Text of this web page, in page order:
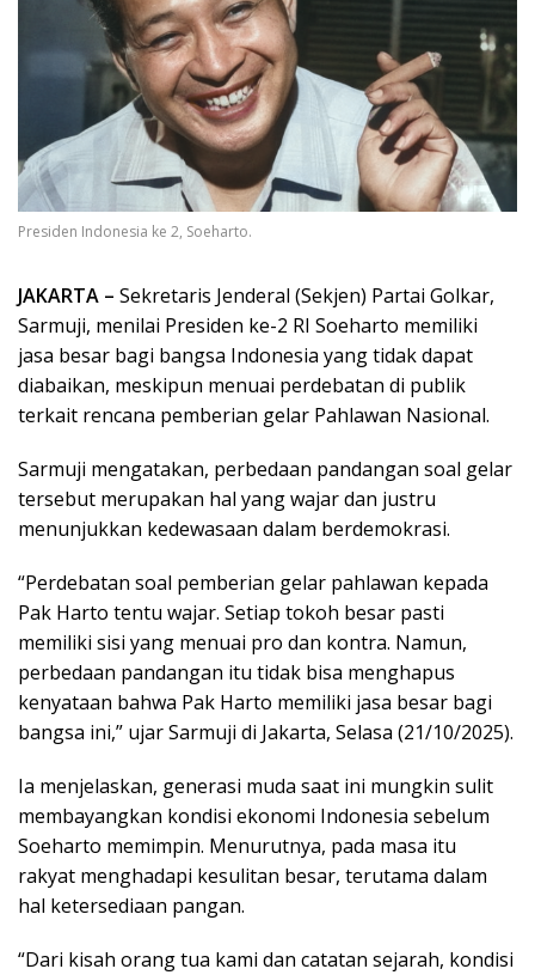
Presiden Indonesia ke 2, Soeharto.
JAKARTA – Sekretaris Jenderal (Sekjen) Partai Golkar,
Sarmuji, menilai Presiden ke-2 RI Soeharto memiliki
jasa besar bagi bangsa Indonesia yang tidak dapat
diabaikan, meskipun menuai perdebatan di publik
terkait rencana pemberian gelar Pahlawan Nasional.
Sarmuji mengatakan, perbedaan pandangan soal gelar
tersebut merupakan hal yang wajar dan justru
menunjukkan kedewasaan dalam berdemokrasi.
“Perdebatan soal pemberian gelar pahlawan kepada
Pak Harto tentu wajar. Setiap tokoh besar pasti
memiliki sisi yang menuai pro dan kontra. Namun,
perbedaan pandangan itu tidak bisa menghapus
kenyataan bahwa Pak Harto memiliki jasa besar bagi
bangsa ini,” ujar Sarmuji di Jakarta, Selasa (21/10/2025).
Ia menjelaskan, generasi muda saat ini mungkin sulit
membayangkan kondisi ekonomi Indonesia sebelum
Soeharto memimpin. Menurutnya, pada masa itu
rakyat menghadapi kesulitan besar, terutama dalam
hal ketersediaan pangan.
“Dari kisah orang tua kami dan catatan sejarah, kondisi